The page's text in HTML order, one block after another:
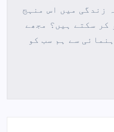
زندگی میں اس منہج
کر سکتے ہیں؟ مجھے
سے ہم سب کو